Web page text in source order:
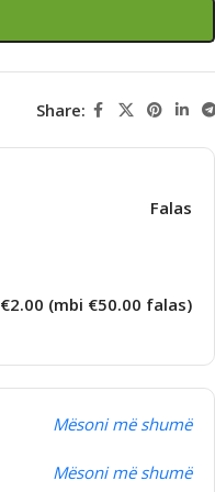
Share:
Falas
€2.00 (mbi €50.00 falas)
Mësoni më shumë
Mësoni më shumë